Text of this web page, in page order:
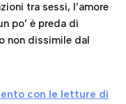
tra sessi, l’amore
po’ è preda di
non dissimile dal
con le letture di